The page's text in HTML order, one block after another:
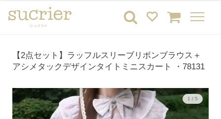
【2点セット】ラッフルスリーブリボンブラウス＋
アシメタックデザインタイトミニスカート ・78131
1 / 5